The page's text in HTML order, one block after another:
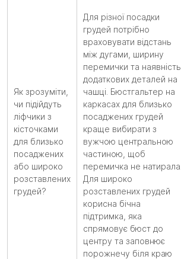
Як зрозуміти,
чи підійдуть
ліфчики з
кісточками
для близько
посаджених
або широко
розставлених
грудей?
Для різної посадки
грудей потрібно
враховувати відстань
між дугами, ширину
перемички та наявність
додаткових деталей на
чашці. Бюстгальтер на
каркасах для близько
посаджених грудей
краще вибирати з
вужчою центральною
частиною, щоб
перемичка не натирала.
Для широко
розставлених грудей
корисна бічна
підтримка, яка
спрямовує бюст до
центру та заповнює
порожнечу біля краю